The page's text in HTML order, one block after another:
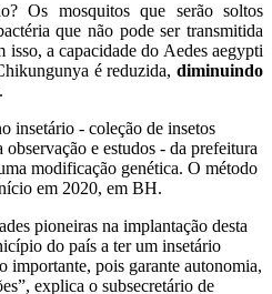
Os mosquitos que serão soltos
que não pode ser transmitida
isso, a capacidade do Aedes aegypti
é reduzida, diminuindo
.
insetário - coleção de insetos
e estudos - da prefeitura
modificação genética. O método
em 2020, em BH.
pioneiras na implantação desta
do país a ter um insetário
importante, pois garante autonomia,
explica o subsecretário de